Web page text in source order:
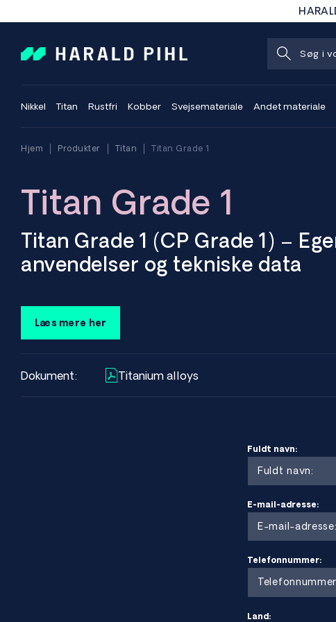
Nikkel Titan Rustfri Kobber Svejsemateriale Andet materiale
Hjem Produkter Titan Titan Grade 1
Titan Grade 1
Titan Grade 1 (CP Grade 1) –
anvendelser og tekniske data
korrosionsbestandighed, lav vægt og fremragende formbarhed.
Egenskaber ved Titan Grade 1
Den høje renhed og HCP (hexagonal close-packed) struktur
Læs mere her
Dokument: Titanium alloys
Fuldt navn:
E-mail-adresse:
Telefonnummer:
Land: